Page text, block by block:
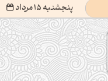
پنجشنبه 15 مرداد